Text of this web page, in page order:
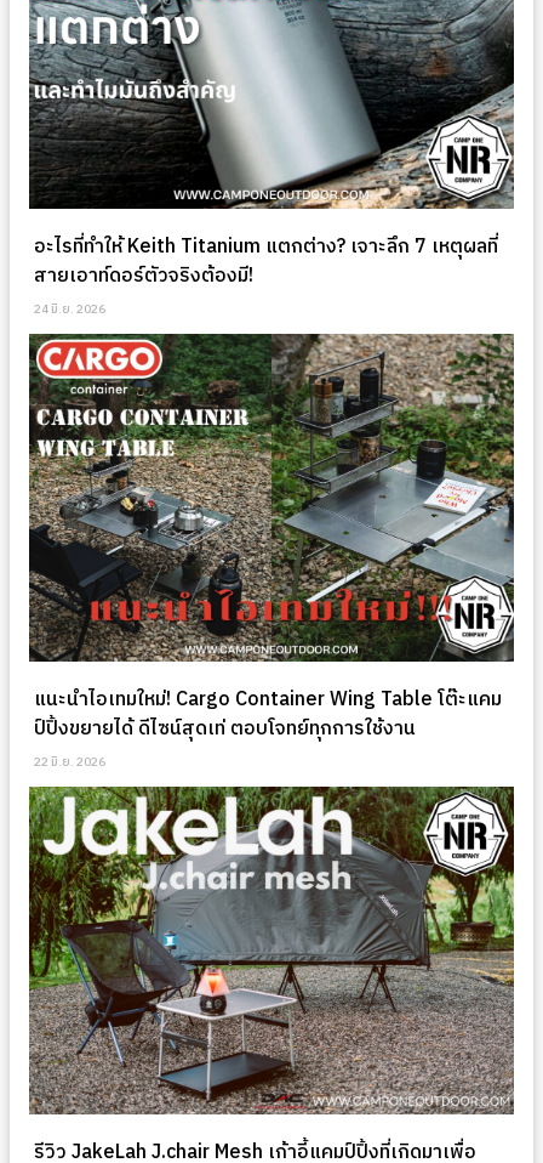
อะไรที่ทำให้ Keith Titanium แตกต่าง? เจาะลึก 7 เหตุผลที่
สายเอาท์ดอร์ตัวจริงต้องมี!
24 มิ.ย. 2026
แนะนำไอเทมใหม่! Cargo Container Wing Table โต๊ะแคม
ป์ปิ้งขยายได้ ดีไซน์สุดเท่ ตอบโจทย์ทุกการใช้งาน
22 มิ.ย. 2026
รีวิว JakeLah J.chair Mesh เก้าอี้แคมป์ปิ้งที่เกิดมาเพื่อ